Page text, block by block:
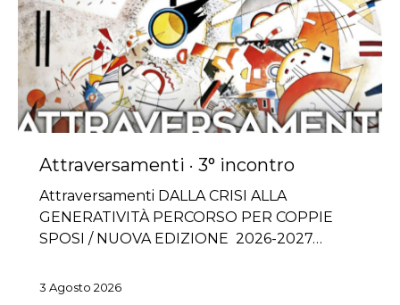
Attraversamenti · 3° incontro
Attraversamenti DALLA CRISI ALLA
GENERATIVITÀ PERCORSO PER COPPIE
SPOSI / NUOVA EDIZIONE 2026-2027…
3 Agosto 2026